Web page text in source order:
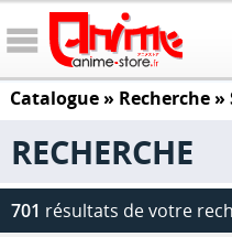
Catalogue» Recherche »
RECHERCHE
701 résultats de votre